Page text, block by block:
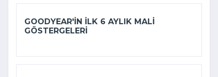
GOODYEAR'IN ILK 6 AYLIK MALI
GÖSTERGELERI